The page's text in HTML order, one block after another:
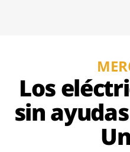
Los
sin